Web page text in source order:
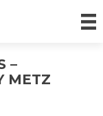
–
METZ